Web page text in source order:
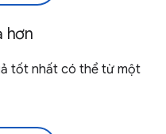
hơn
tốt nhất có thể từ một